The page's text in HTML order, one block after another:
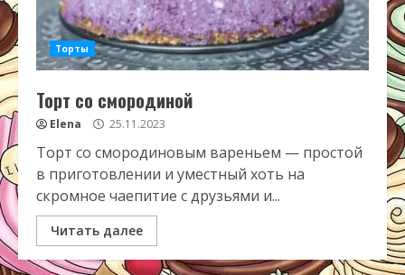
Торты
Торт со смородиной
Elena 25.11.2023
Торт со смородиновым вареньем — простой
в приготовлении и уместный хоть на
скромное чаепитие с друзьями и...
Читать далее